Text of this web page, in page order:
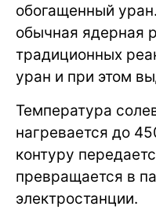
обогащенный
обычная ядерная
традиционных
уран и при этом
Температура
нагревается до
контуру
превращается в
электростанции.